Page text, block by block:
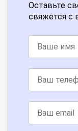
Оставьте
свяжется с